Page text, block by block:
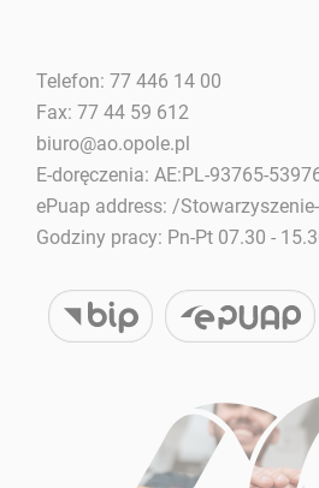
Telefon:77 446 14 00
Fax:77 44 59 612
biuro@ao.opole.pl
E-doręczenia: AE:PL-93765-
ePuap address: /
Godziny pracy: Pn-Pt 07.30 -